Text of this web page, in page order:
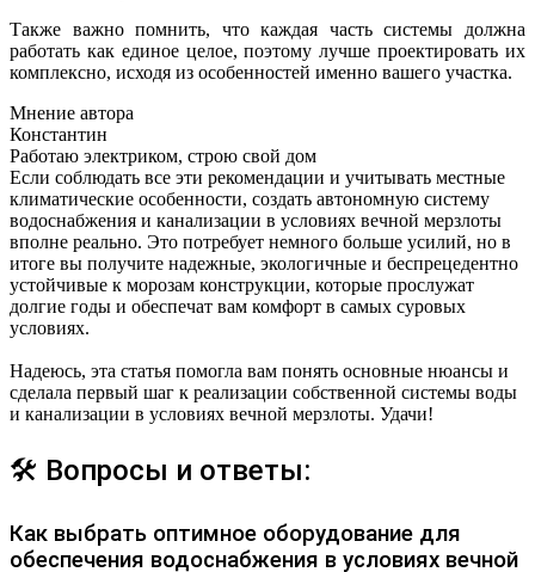
Также важно помнить, что каждая часть системы должна
работать как единое целое, поэтому лучше проектировать их
комплексно, исходя из особенностей именно вашего участка.
Мнение автора
Константин
Работаю электриком, строю свой дом
Если соблюдать все эти рекомендации и учитывать местные
климатические особенности, создать автономную систему
водоснабжения и канализации в условиях вечной мерзлоты
вполне реально. Это потребует немного больше усилий, но в
итоге вы получите надежные, экологичные и беспрецедентно
устойчивые к морозам конструкции, которые прослужат
долгие годы и обеспечат вам комфорт в самых суровых
условиях.
Надеюсь, эта статья помогла вам понять основные нюансы и
сделала первый шаг к реализации собственной системы воды
и канализации в условиях вечной мерзлоты. Удачи!
🛠 Вопросы и ответы:
Как выбрать оптимное оборудование для
обеспечения водоснабжения в условиях вечной